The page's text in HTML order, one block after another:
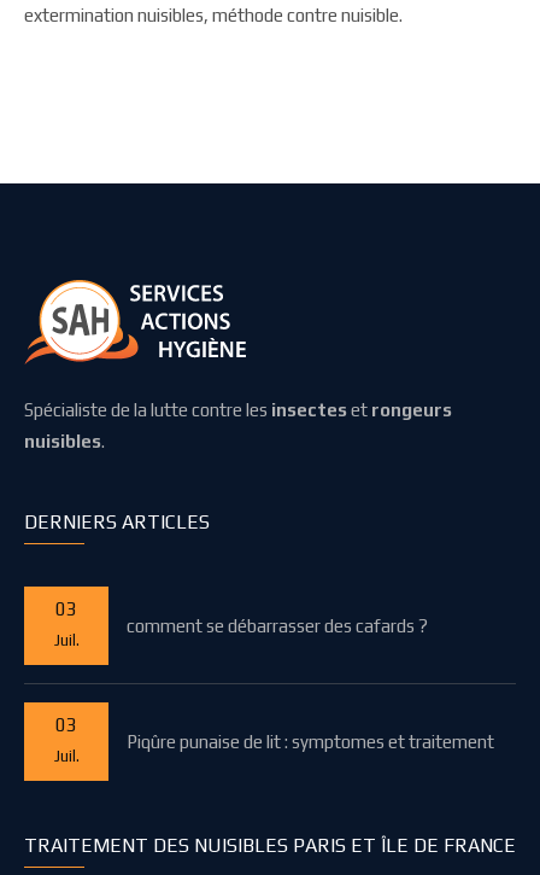
extermination nuisibles, méthode contre nuisible.
Spécialiste de la lutte contre les insecteset rongeurs
nuisibles.
DERNIERS ARTICLES
03
Juil.
comment se débarrasser des cafards ?
03
Juil.
Piqûre punaise de lit : symptomes et traitement
TRAITEMENT DES NUISIBLES PARIS ET ÎLE DE FRANCE